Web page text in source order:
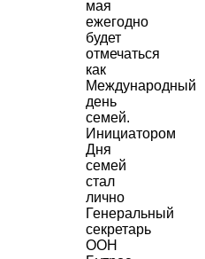
мая
ежегодно
будет
отмечаться
как
Международный
день
семей.
Инициатором
Дня
семей
стал
лично
Генеральный
секретарь
ООН